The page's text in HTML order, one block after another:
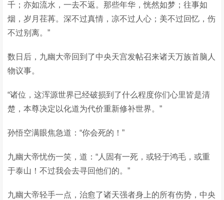
千；亦如流水，一去不返。那些年华，恍然如梦；往事如
烟，岁月荏苒。深不过真情，凉不过人心；美不过回忆，伤
不过别离。”
数日后，九幽大帝回到了中央天宫发帖召来诸天万族首脑人
物议事。
“诸位，这浑源世界已经破损到了什么程度你们心里皆是清
楚，本尊决定以化道为代价重新修补世界。”
孙悟空满眼焦急道：“你会死的！”
九幽大帝忧伤一笑，道：“人固有一死，或轻于鸿毛，或重
于泰山！不过我会去寻回他们的。”
九幽大帝轻手一点，治愈了诸天强者身上的所有伤势，中央